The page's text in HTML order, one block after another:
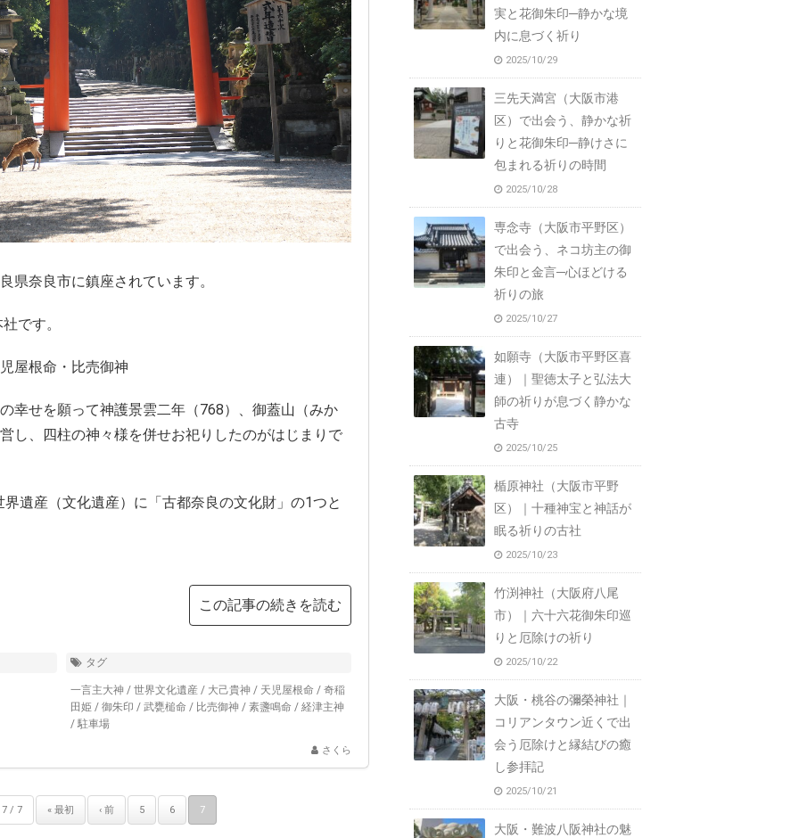
県奈良市に鎮座されています。
です。
屋根命・比売御神
幸せを願って神護景雲二年（768）、御蓋山（みか
し、四柱の神々様を併せお祀りしたのがはじまりで
遺産（文化遺産）に「古都奈良の文化財」の1つと
この記事の続きを読む
タグ
一言主大神 / 世界文化遺産 / 大己貴神 / 天児屋根命 / 奇稲
田姫 / 御朱印 / 武甕槌命 / 比売御神 / 素盞鳴命 / 経津主神
/ 駐車場
さくら
/ 7 « 最初 ‹ 前 5 6 7
実と花御朱印─静かな境
内に息づく祈り
2025/10/29
三先天満宮（大阪市港
区）で出会う、静かな祈
りと花御朱印─静けさに
包まれる祈りの時間
2025/10/28
専念寺（大阪市平野区）
で出会う、ネコ坊主の御
朱印と金言─心ほどける
祈りの旅
2025/10/27
如願寺（大阪市平野区喜
連）｜聖徳太子と弘法大
師の祈りが息づく静かな
古寺
2025/10/25
楯原神社（大阪市平野
区）｜十種神宝と神話が
眠る祈りの古社
2025/10/23
竹渕神社（大阪府八尾
市）｜六十六花御朱印巡
りと厄除けの祈り
2025/10/22
大阪・桃谷の彌榮神社｜
コリアンタウン近くで出
会う厄除けと縁結びの癒
し参拝記
2025/10/21
大阪・難波八阪神社の魅